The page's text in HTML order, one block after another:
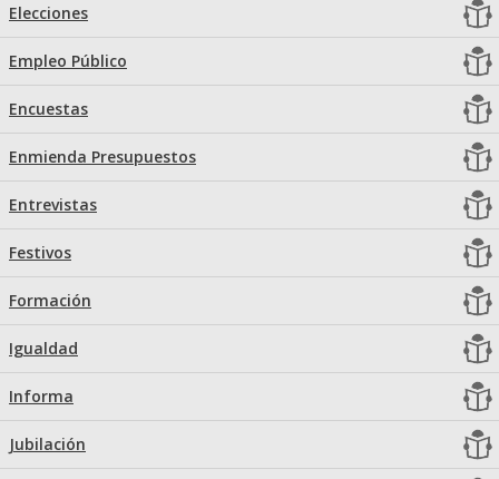
Elecciones
Empleo Público
Encuestas
Enmienda Presupuestos
Entrevistas
Festivos
Formación
Igualdad
Informa
Jubilación